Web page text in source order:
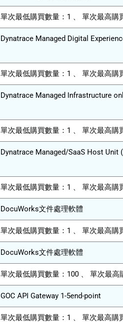
單次最低購買數量：1 、 單次最高購
Dynatrace Managed Digital
單次最低購買數量：1 、 單次最高購
Dynatrace Managed Infrastructure
單次最低購買數量：1 、 單次最高購
Dynatrace Managed/SaaS Host Unit
單次最低購買數量：1 、 單次最高購
DocuWorks文件處理軟體
單次最低購買數量：1 、 單次最高購
DocuWorks文件處理軟體
單次最低購買數量：100 、 單次最高
GOC API Gateway 1-5end-point
單次最低購買數量：1 、 單次最高購